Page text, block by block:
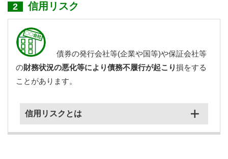
2 信用リスク
債券の発行会社等(企業や国等)や保証会社等
の財務状況の悪化等により債務不履行が起こり損をする
ことがあります。
信用リスクとは